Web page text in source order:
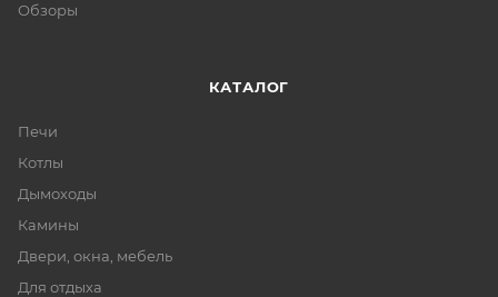
Обзоры
КАТАЛОГ
Печи
Котлы
Дымоходы
Камины
Двери, окна, мебель
Для отдыха